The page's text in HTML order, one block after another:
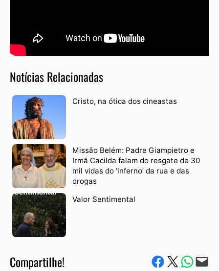
Notícias Relacionadas
Cristo, na ótica dos cineastas
Missão Belém: Padre Giampietro e
Irmã Cacilda falam do resgate de 30
mil vidas do ‘inferno’ da rua e das
drogas
Valor Sentimental
Compartilhe! Compartilhe no Facebook
Compartilhe no Twitter
Compartile via
Envie via e-mail